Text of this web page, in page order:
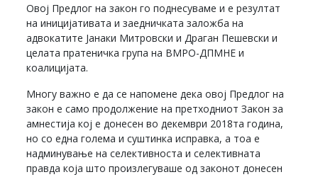
Овој Предлог на закон го поднесуваме и е резултат
на иницијативата и заедничката заложба на
адвокатите Јанаки Митровски и Драган Пешевски и
целата пратеничка група на ВМРО-ДПМНЕ и
коалицијата.
Многу важно е да се напомене дека овој Предлог на
закон е само продолжение на претходниот Закон за
амнестија кој е донесен во декември 2018та година,
но со една голема и суштинка исправка, а тоа е
надминување на селективноста и селективната
правда која што произлегуваше од законот донесен